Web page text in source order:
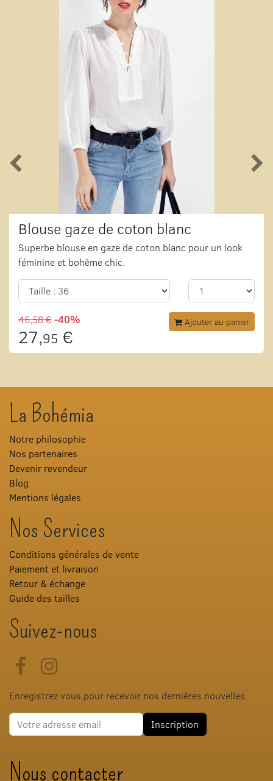
Blouse gaze de coton blanc
Superbe blouse en gaze de coton blanc pour un look
féminine et bohème chic.
46,58 €-40%
27,95 €
Ajouter au panier
La Bohémia
Notre philosophie
Nos partenaires
Devenir revendeur
Blog
Mentions légales
Nos Services
Conditions générales de vente
Paiement et livraison
Retour & échange
Guide des tailles
Suivez-nous
FacebookInstagram
Enregistrez vous pour recevoir nos dernières nouvelles.
Adresse e-mail
Inscription
Nous contacter